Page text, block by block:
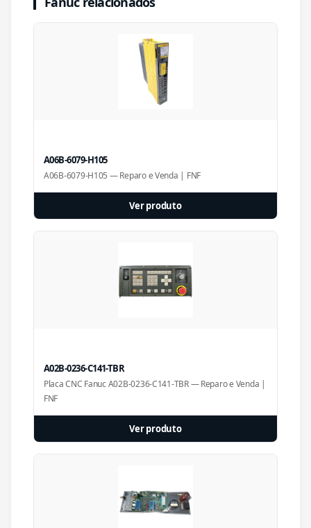
A06B-6079-H105
A06B-6079-H105 — Reparo e Venda | FNF
Ver produto
A02B-0236-C141-TBR
Placa CNC Fanuc A02B-0236-C141-TBR — Reparo e Venda |
FNF
Ver produto